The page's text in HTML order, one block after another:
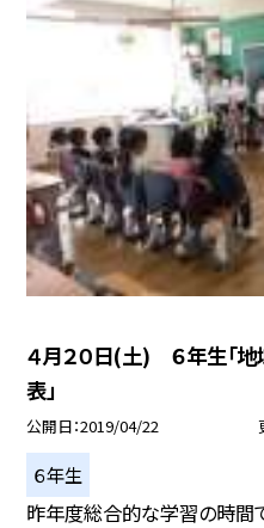
４月２０日(土) ６年生「地
表」
公開日 2019/04/22
６年生
昨年度総合的な学習の時間